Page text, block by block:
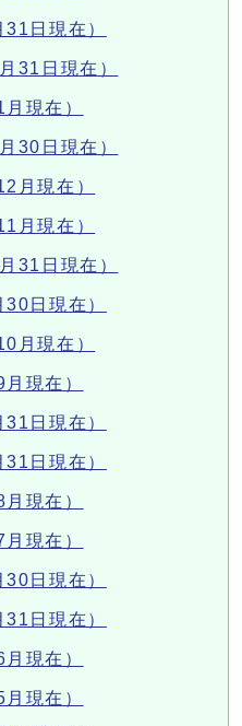
日現在）
31日現在）
現在）
30日現在）
月現在）
月現在）
31日現在）
日現在）
月現在）
現在）
日現在）
日現在）
現在）
現在）
日現在）
日現在）
現在）
現在）